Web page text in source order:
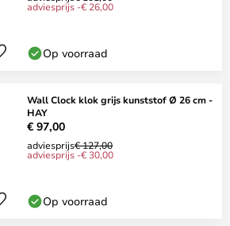
adviesprijs -€ 26,00
Op voorraad
Wall Clock klok grijs kunststof Ø 26 cm -
HAY
€ 97,00
adviesprijs€ 127,00
adviesprijs -€ 30,00
Op voorraad